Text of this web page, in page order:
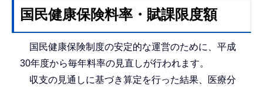
国民健康保険料率・賦課限度額
国民健康保険制度の安定的な運営のために、平成
30年度から毎年料率の見直しが行われます。
収支の見通しに基づき算定を行った結果、医療分